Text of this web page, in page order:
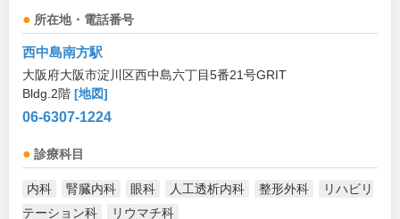
所在地・電話番号
西中島南方駅
大阪府大阪市淀川区西中島六丁目5番21号GRIT
Bldg.2階 [地図]
06-6307-1224
診療科目
内科 腎臓内科 眼科 人工透析内科 整形外科
リハビリ
テーション科
リウマチ科